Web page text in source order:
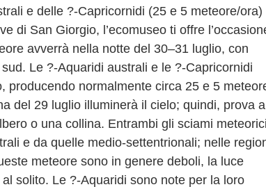
e delle ?-Capricornidi (25 e 5 meteore/ora)
di San Giorgio, l’ecomuseo ti offre
avverrà nella notte del 30–31 luglio, con
Le ?-Aquaridi australi e le ?-Capricornidi
producendo normalmente circa 25 e 5
del 29 luglio illuminerà il cielo; quindi, prova a
o una collina. Entrambi gli sciami meteorici
e da quelle medio-settentrionali; nelle
meteore sono in genere deboli, la luce
solito. Le ?-Aquaridi sono note per la loro